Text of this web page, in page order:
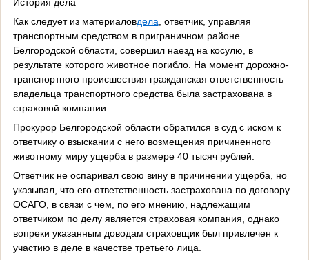
Как следует из материаловдела , ответчик, управляя
транспортным средством в приграничном районе
Белгородской области, совершил наезд на косулю, в
результате которого животное погибло. На момент дорожно-
транспортного происшествия гражданская ответственность
владельца транспортного средства была застрахована в
страховой компании.
Прокурор Белгородской области обратился в суд с иском к
ответчику о взыскании с него возмещения причиненного
животному миру ущерба в размере 40 тысяч рублей.
Ответчик не оспаривал свою вину в причинении ущерба, но
указывал, что его ответственность застрахована по договору
ОСАГО, в связи с чем, по его мнению, надлежащим
ответчиком по делу является страховая компания, однако
вопреки указанным доводам страховщик был привлечен к
участию в деле в качестве третьего лица.